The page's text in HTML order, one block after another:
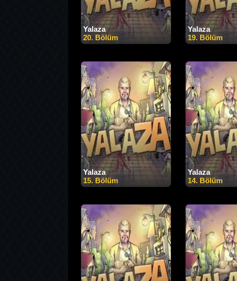
Yalaza
20. Bölüm
Yalaza
19. Bölüm
Yalaza
15. Bölüm
Yalaza
14. Bölüm